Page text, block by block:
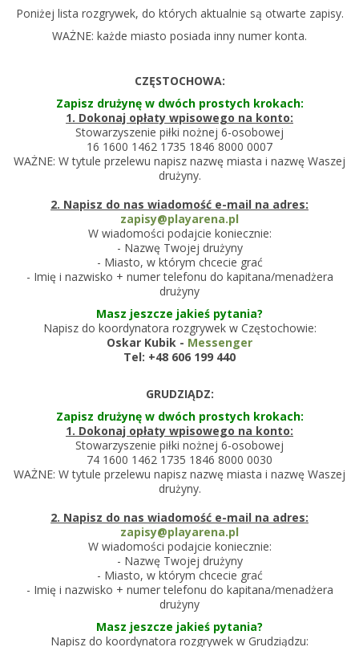
Poniżej lista rozgrywek, do których aktualnie są otwarte zapisy.
WAŻNE: każde miasto posiada inny numer konta.
CZĘSTOCHOWA:
Zapisz drużynę w dwóch prostych krokach:
1. Dokonaj opłaty wpisowego na konto:
Stowarzyszenie piłki nożnej 6-osobowej
16 1600 1462 1735 1846 8000 0007
WAŻNE: W tytule przelewu napisz nazwę miasta i nazwę Waszej
drużyny.
2. Napisz do nas wiadomość e-mail na adres:
zapisy@playarena.pl
W wiadomości podajcie koniecznie:
- Nazwę Twojej drużyny
- Miasto, w którym chcecie grać
- Imię i nazwisko + numer telefonu do kapitana/menadżera
drużyny
Masz jeszcze jakieś pytania?
Napisz do koordynatora rozgrywek w Częstochowie:
Oskar Kubik - Messenger
Tel: +48 606 199 440
GRUDZIĄDZ:
Zapisz drużynę w dwóch prostych krokach:
1. Dokonaj opłaty wpisowego na konto:
Stowarzyszenie piłki nożnej 6-osobowej
74 1600 1462 1735 1846 8000 0030
WAŻNE: W tytule przelewu napisz nazwę miasta i nazwę Waszej
drużyny.
2. Napisz do nas wiadomość e-mail na adres:
zapisy@playarena.pl
W wiadomości podajcie koniecznie:
- Nazwę Twojej drużyny
- Miasto, w którym chcecie grać
- Imię i nazwisko + numer telefonu do kapitana/menadżera
drużyny
Masz jeszcze jakieś pytania?
Napisz do koordynatora rozgrywek w Grudziądzu: